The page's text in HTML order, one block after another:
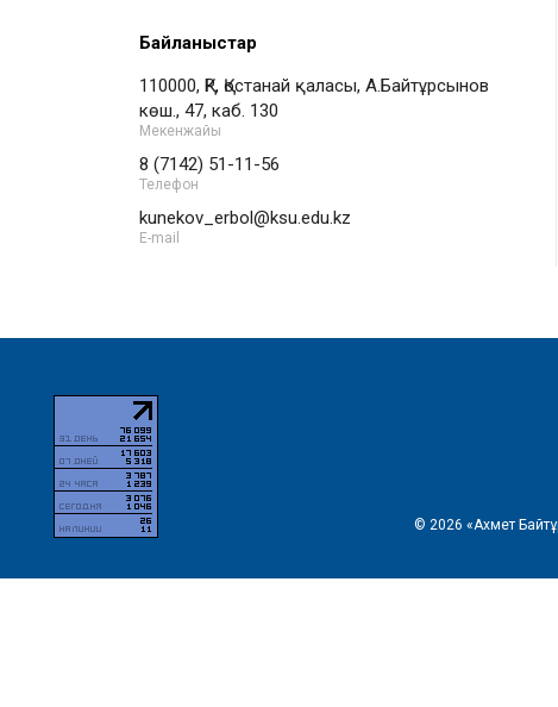
Байланыстар
Мекенжайы
110000, ҚР, Қостанай қаласы, А.Байтұрсынов
көш., 47, каб. 130
Телефон
8 (7142) 51-11-56
kunekov_erbol@ksu.edu.kz
E-mail
© 2026 «Ахмет